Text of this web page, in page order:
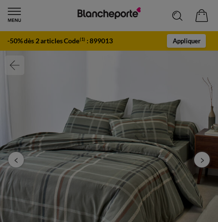
-50% dès 2 articles Code(1) :899013 Appliquer